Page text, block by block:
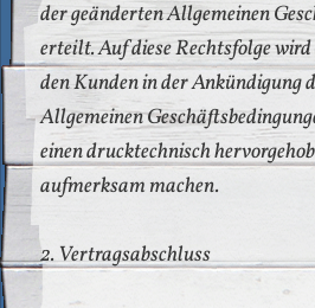
der geänderten Allgemeinen
erteilt. Auf diese Rechtsfolge
den Kunden in der Ankündigung
Allgemeinen
einen drucktechnisch
aufmerksam machen.
2. Vertragsabschluss